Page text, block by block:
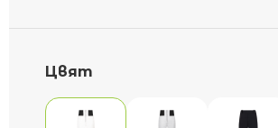
Цвят